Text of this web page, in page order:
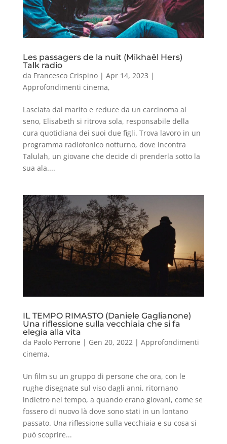
Les passagers de la nuit (Mikhaël Hers)
Talk radio
da Francesco Crispino| Apr 14, 2023 |
Approfondimenti cinema,
Lasciata dal marito e reduce da un carcinoma al
seno, Elisabeth si ritrova sola, responsabile della
cura quotidiana dei suoi due figli. Trova lavoro in un
programma radiofonico notturno, dove incontra
Talulah, un giovane che decide di prenderla sotto la
sua ala....
IL TEMPO RIMASTO (Daniele Gaglianone)
Una riflessione sulla vecchiaia che si fa
elegia alla vita
da Paolo Perrone | Gen 20, 2022| Approfondimenti
cinema,
Un film su un gruppo di persone che ora, con le
rughe disegnate sul viso dagli anni, ritornano
indietro nel tempo, a quando erano giovani, come se
fossero di nuovo là dove sono stati in un lontano
passato. Una riflessione sulla vecchiaia e su cosa si
può scoprire...